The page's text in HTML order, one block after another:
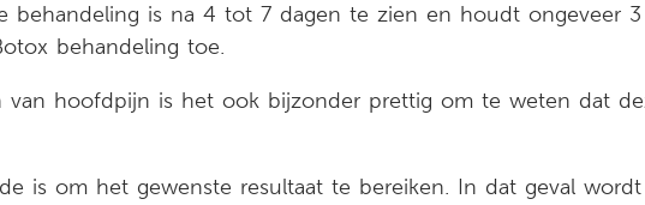
behandeling is na 4 tot 7 dagen te zien en houdt ongeveer
behandeling toe.
hoofdpijn is het ook bijzonder prettig om te weten dat
is om het gewenste resultaat te bereiken. In dat geval